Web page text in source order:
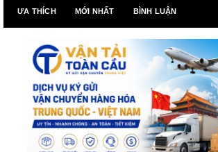
ƯA THÍCH MỚI NHẤT BÌNH LUẬN